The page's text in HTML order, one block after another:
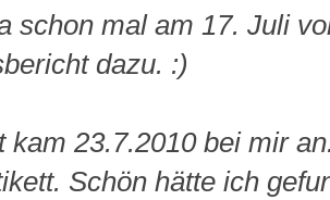
schon mal am 17. Juli
dazu. :)
kam 23.7.2010 bei mir
Schön hätte ich